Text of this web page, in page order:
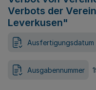
Verbots der
Leverkusen"
Ausfertigungsdatum
Ausgabennummer